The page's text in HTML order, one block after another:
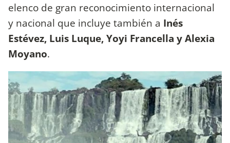
elenco de gran reconocimiento internacional
y nacional que incluye también a Inés
Estévez, Luis Luque, Yoyi Francella y Alexia
Moyano.